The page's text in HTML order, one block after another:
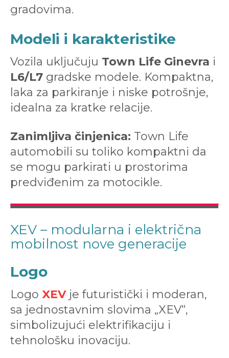
gradovima.
Modeli i karakteristike
Vozila uključuju Town Life Ginevra i
L6/L7 gradske modele. Kompaktna,
laka za parkiranje i niske potrošnje,
idealna za kratke relacije.
Zanimljiva činjenica: Town Life
automobili su toliko kompaktni da
se mogu parkirati u prostorima
predviđenim za motocikle.
XEV – modularna i električna
mobilnost nove generacije
Logo
Logo XEVje futuristički i moderan,
sa jednostavnim slovima „XEV“,
simbolizujući elektrifikaciju i
tehnološku inovaciju.